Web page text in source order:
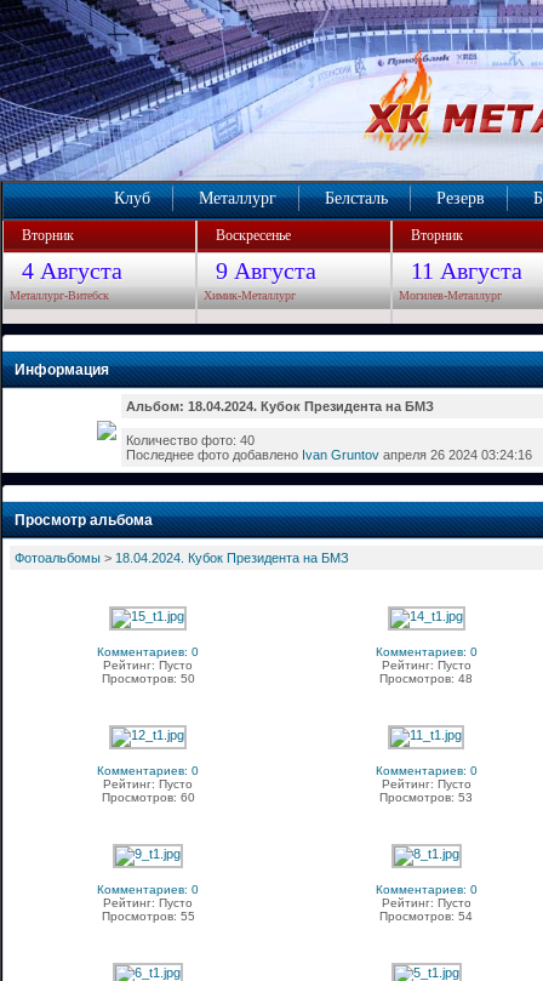
Клуб Металлург Белсталь Резерв
Вторник Воскресенье Вторник
4 Августа 9 Августа 11 Августа
Металлург-Витебск Химик-Металлург Могилев-Металлург
Информация
Альбом: 18.04.2024. Кубок Президента на БМЗ
Количество фото: 40
Последнее фото добавлено Ivan Gruntov апреля 26 2024 03:24:16
Просмотр альбома
Фотоальбомы > 18.04.2024. Кубок Президента на БМЗ
Комментариев: 0
Рейтинг: Пусто
Просмотров: 50
Комментариев: 0
Рейтинг: Пусто
Просмотров: 48
Комментариев: 0
Рейтинг: Пусто
Просмотров: 60
Комментариев: 0
Рейтинг: Пусто
Просмотров: 53
Комментариев: 0
Рейтинг: Пусто
Просмотров: 55
Комментариев: 0
Рейтинг: Пусто
Просмотров: 54